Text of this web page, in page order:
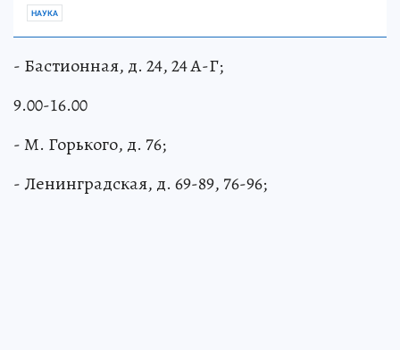
НАУКА
- Бастионная, д. 24, 24 А-Г;
9.00-16.00
- М. Горького, д. 76;
- Ленинградская, д. 69-89, 76-96;